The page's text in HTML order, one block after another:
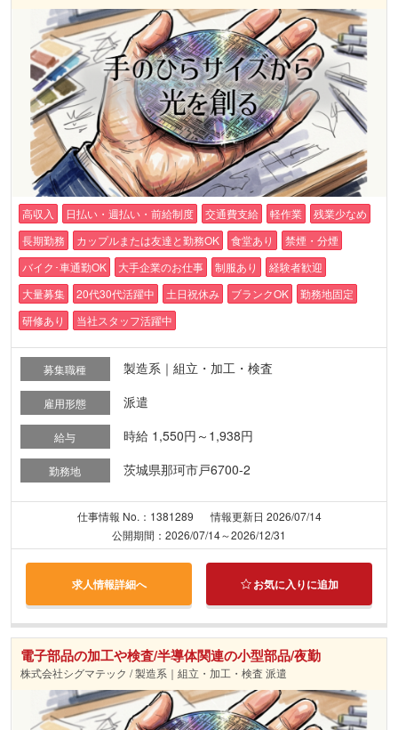
高収入 日払い・週払い・前給制度 交通費支給 軽作業
残業少なめ
長期勤務
カップルまたは友達と勤務OK 食堂あり
禁煙・分煙
バイク･車通勤OK
大手企業のお仕事 制服あり
経験者歓迎
大量募集
20代30代活躍中 土日祝休み ブランクOK
勤務地固定
研修あり
当社スタッフ活躍中
募集職種 製造系｜組立・加工・検査
雇用形態 派遣
給与 時給 1,550円～1,938円
勤務地 茨城県那珂市戸6700-2
仕事情報 No.：1381289
情報更新日 2026/07/14
公開期間：2026/07/14～2026/12/31
求人情報詳細へ お気に入りに追加
電子部品の加工や検査/半導体関連の小型部品/夜勤
株式会社シグマテック / 製造系｜組立・加工・検査 派遣